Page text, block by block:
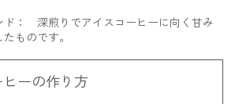
ド： 深煎りでアイスコーヒーに向く甘み
ものです。
ーの作り方